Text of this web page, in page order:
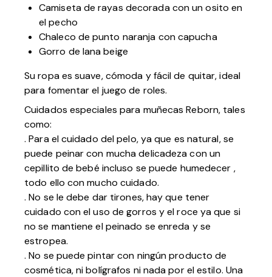
Camiseta de rayas decorada con un osito en
el pecho
Chaleco de punto naranja con capucha
Gorro de lana beige
Su ropa es suave, cómoda y fácil de quitar, ideal
para fomentar el juego de roles.
Cuidados especiales para muñecas Reborn, tales
como:
. Para el cuidado del pelo, ya que es natural, se
puede peinar con mucha delicadeza con un
cepillito de bebé incluso se puede humedecer ,
todo ello con mucho cuidado.
. No se le debe dar tirones, hay que tener
cuidado con el uso de gorros y el roce ya que si
no se mantiene el peinado se enreda y se
estropea.
. No se puede pintar con ningún producto de
cosmética, ni bolígrafos ni nada por el estilo. Una